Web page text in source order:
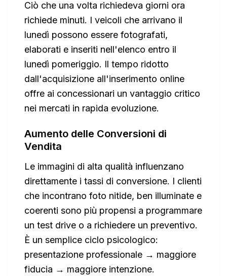
Ciò che una volta richiedeva giorni ora
richiede minuti. I veicoli che arrivano il
lunedì possono essere fotografati,
elaborati e inseriti nell'elenco entro il
lunedì pomeriggio. Il tempo ridotto
dall'acquisizione all'inserimento online
offre ai concessionari un vantaggio critico
nei mercati in rapida evoluzione.
Aumento delle Conversioni di
Vendita
Le immagini di alta qualità influenzano
direttamente i tassi di conversione. I clienti
che incontrano foto nitide, ben illuminate e
coerenti sono più propensi a programmare
un test drive o a richiedere un preventivo.
È un semplice ciclo psicologico:
presentazione professionale → maggiore
fiducia → maggiore intenzione.